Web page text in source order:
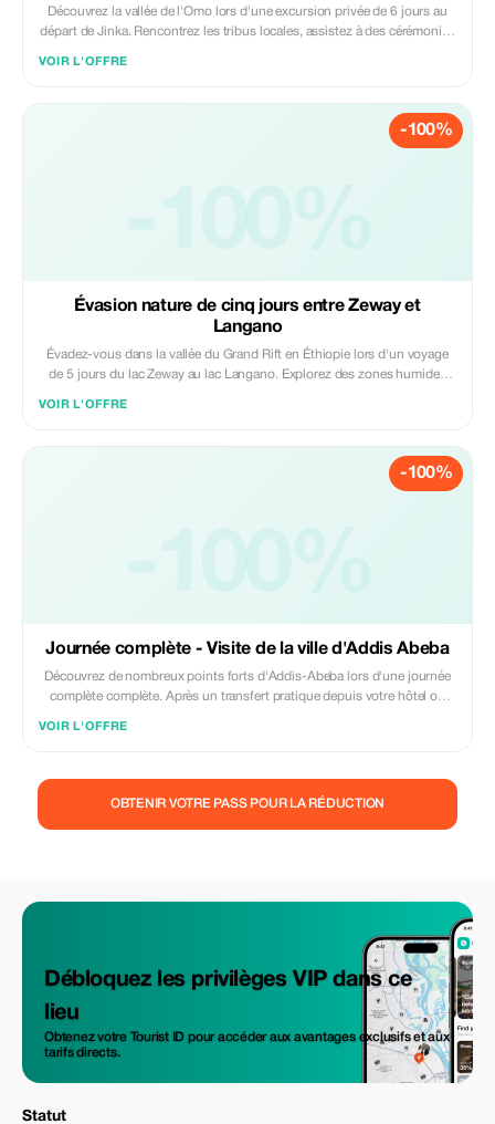
Découvrez la vallée de l'Omo lors d'une excursion privée de 6 jours au
départ de Jinka. Rencontrez les tribus locales, assistez à des cérémonies
VOIR L'OFFRE
-100%
-100%
Évasion nature de cinq jours entre Zeway et
Langano
Évadez-vous dans la vallée du Grand Rift en Éthiopie lors d'un voyage
de 5 jours du lac Zeway au lac Langano. Explorez des zones humides
gîtes pittoresques - parfait pour les voyageurs à la recherche de calme,
VOIR L'OFFRE
-100%
-100%
Journée complète - Visite de la ville d'Addis Abeba
Découvrez de nombreux points forts d'Addis-Abeba lors d'une journée
complète complète. Après un transfert pratique depuis votre hôtel ou
Saint-Georges, une église du XVe siècle et lieu de pèlerinage des
VOIR L'OFFRE
OBTENIR VOTRE PASS POUR LA RÉDUCTION
Débloquez les privilèges VIP dans ce
lieu
Obtenez votre Tourist ID pour accéder aux avantages exclusifs et aux
tarifs directs.
Statut